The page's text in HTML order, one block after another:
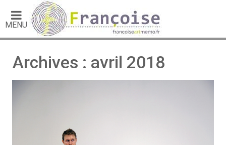
MENU
Archives : avril 2018